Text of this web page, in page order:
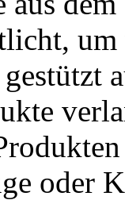
um
oder